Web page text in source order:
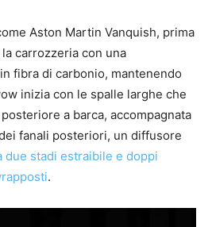
Aston Martin Vanquish, prima
carrozzeria con una
fibra di carbonio, mantenendo
inizia con le spalle larghe che
a barca, accompagnata
fanali posteriori, un diffusore
due stadi estraibile e doppi
.